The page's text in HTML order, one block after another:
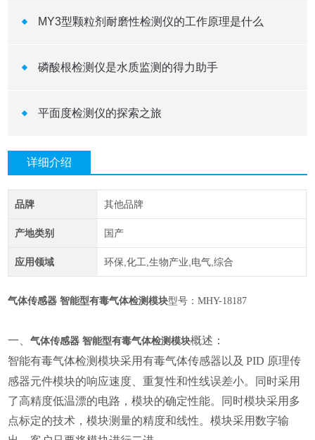
MY3型颗粒剂耐磨性检测仪的工作原理是什么
磷酸根检测仪是水质监测的得力助手
平面度检测仪的探索之旅
详细介绍
品牌 其他品牌
产地类别 国产
应用领域 环保,化工,生物产业,电气,综合
气体传感器 智能型有毒气体检测模块型号：MHY-18187
一、气体传感器 智能型有毒气体检测模块概述：
智能有毒气体检测模块采用有毒气体传感器以及 PID 原理传
感器元件模块的响应速度、重复性和性线误差小。同时采用
了高精度低温漂的电路，模块的确定性能。同时模块采用多
点标定的技术，模块测量的精度和线性。模块采用数字输